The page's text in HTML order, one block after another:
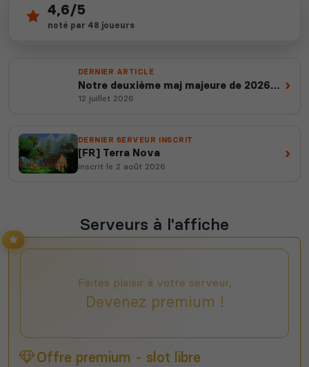
86
serveurs actifs
depuis 2012
4,6/5
noté par 48 joueurs
DERNIER ARTICLE
Notre deuxième maj majeure de 2026
est en ligne
12 juillet 2026
›
DERNIER SERVEUR INSCRIT
[FR] Terra Nova
inscrit le 2 août 2026
›
Serveurs à l'affiche
Faites plaisir à votre serveur,
Devenez premium !
Offre premium - slot libre